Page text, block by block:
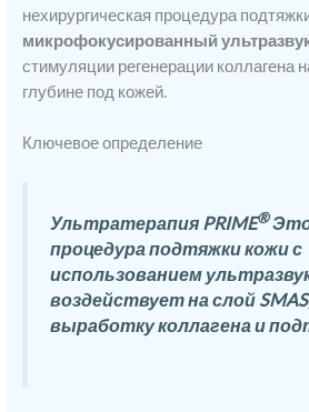
нехирургическая процедура
микрофокусированный
стимуляции регенерации коллагена
глубине под кожей.
Ключевое определение
Ультратерапия PRIME®Это
процедура подтяжки кожи с
использованием
воздействует на слой
выработку коллагена и